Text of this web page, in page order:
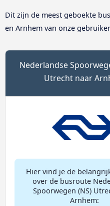
Dit zijn de meest geboekte
en Arnhem van onze
Nederlandse
Utrecht naar
Hier vind je de
over de busroute
Spoorwegen (NS)
Arnhem: